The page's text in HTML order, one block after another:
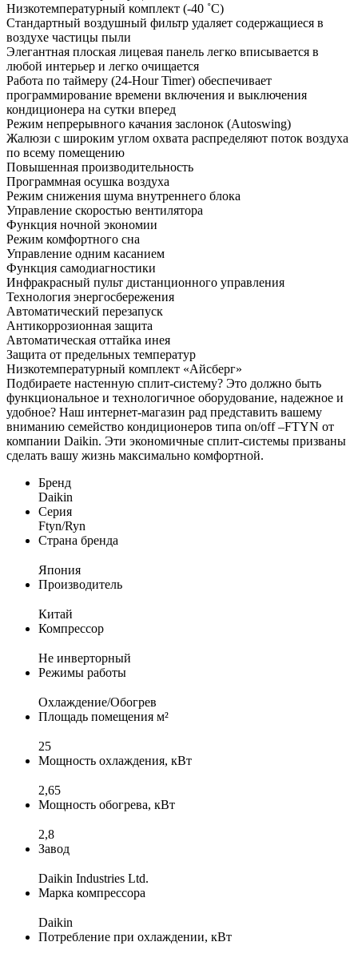
Низкотемпературный комплект (-40 ˚С)
Стандартный воздушный фильтр удаляет содержащиеся в
воздухе частицы пыли
Элегантная плоская лицевая панель легко вписывается в
любой интерьер и легко очищается
Работа по таймеру (24-Hour Timer) обеспечивает
программирование времени включения и выключения
кондиционера на сутки вперед
Режим непрерывного качания заслонок (Autoswing)
Жалюзи с широким углом охвата распределяют поток воздуха
по всему помещению
Повышенная производительность
Программная осушка воздуха
Режим снижения шума внутреннего блока
Управление скоростью вентилятора
Функция ночной экономии
Режим комфортного сна
Управление одним касанием
Функция самодиагностики
Инфракрасный пульт дистанционного управления
Технология энергосбережения
Автоматический перезапуск
Антикоррозионная защита
Автоматическая оттайка инея
Защита от предельных температур
Низкотемпературный комплект «Айсберг»
Подбираете настенную сплит-систему? Это должно быть
функциональное и технологичное оборудование, надежное и
удобное? Наш интернет-магазин рад представить вашему
вниманию семейство кондиционеров типа on/off –FTYN от
компании Daikin. Эти экономичные сплит-системы призваны
сделать вашу жизнь максимально комфортной.
Бренд
Daikin
Серия
Ftyn/Ryn
Страна бренда
Япония
Производитель
Китай
Компрессор
Не инверторный
Режимы работы
Охлаждение/Обогрев
Площадь помещения м²
25
Мощность охлаждения, кВт
2,65
Мощность обогрева, кВт
2,8
Завод
Daikin Industries Ltd.
Марка компрессора
Daikin
Потребление при охлаждении, кВт